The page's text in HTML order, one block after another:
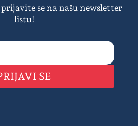
se na našu newsletter
listu!
SE